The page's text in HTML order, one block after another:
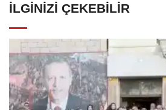
İLGINIZI ÇEKEBILIR